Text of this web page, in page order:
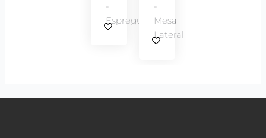
-
Espreguiçadeira
-
Mesa
Lateral